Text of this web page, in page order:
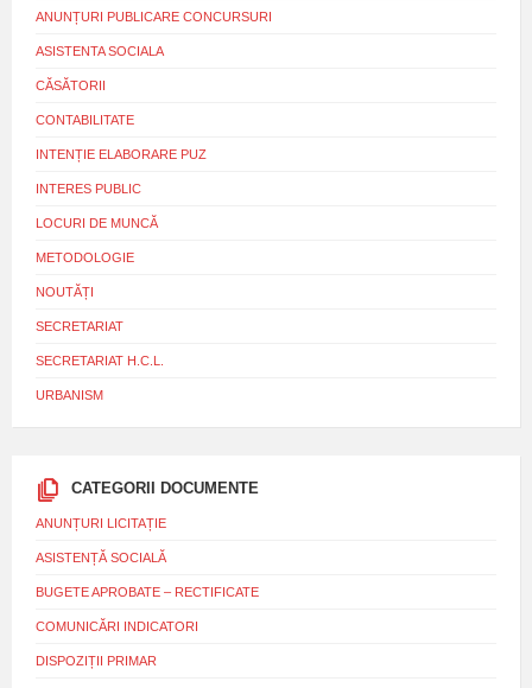
ANUNȚURI PUBLICARE CONCURSURI
ASISTENTA SOCIALA
CĂSĂTORII
CONTABILITATE
INTENȚIE ELABORARE PUZ
INTERES PUBLIC
LOCURI DE MUNCĂ
METODOLOGIE
NOUTĂȚI
SECRETARIAT
SECRETARIAT H.C.L.
URBANISM
CATEGORII DOCUMENTE
ANUNȚURI LICITAȚIE
ASISTENȚĂ SOCIALĂ
BUGETE APROBATE – RECTIFICATE
COMUNICĂRI INDICATORI
DISPOZIȚII PRIMAR